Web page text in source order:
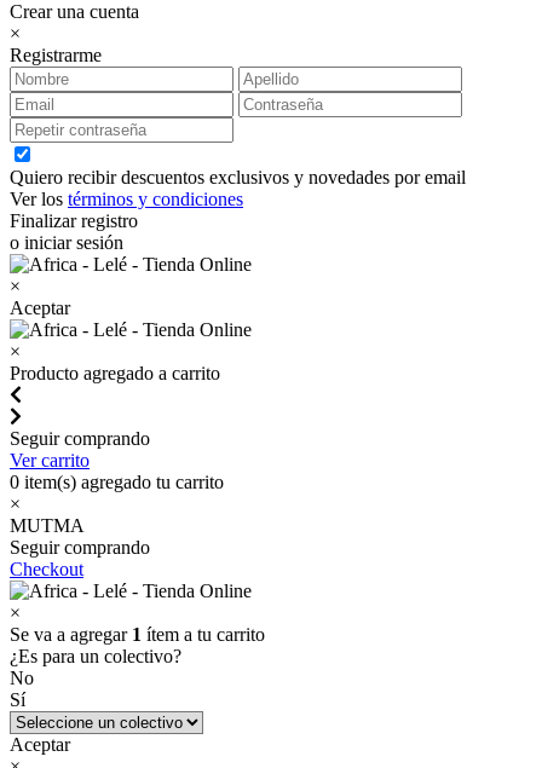
Crear una cuenta
×
Registrarme
Quiero recibir descuentos exclusivos y novedades por email
Ver los términos y condiciones
Finalizar registro
o iniciar sesión
×
Aceptar
×
Producto agregado a carrito
Seguir comprando
Ver carrito
0 item(s) agregado tu carrito
×
MUTMA
Seguir comprando
Checkout
×
Se va a agregar 1 ítem a tu carrito
¿Es para un colectivo?
No
Sí
Aceptar